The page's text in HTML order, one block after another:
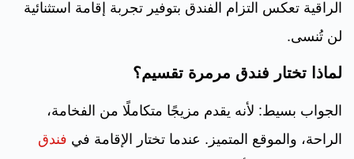
الراقية تعكس التزام الفندق بتوفير تجربة إقامة استثنائية
لن تُنسى.
لماذا تختار فندق مرمرة تقسيم؟
الجواب بسيط: لأنه يقدم مزيجًا متكاملًا من الفخامة،
الراحة، والموقع المتميز. عندما تختار الإقامة في فندق